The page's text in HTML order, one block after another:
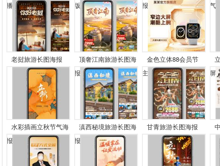
播...
版...
报
气
老挝旅游长图海报
顶奢江南旅游长图海
报...
金色立体88会员节
主...
屏
水彩插画立秋节气海
报
滇西秘境旅游长图海
报
甘青旅游长图海报